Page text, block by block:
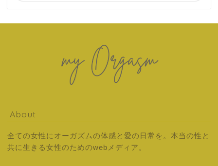
About
全ての女性にオーガズムの体感と愛の日常を。本当の性と
共に生きる女性のためのwebメディア。